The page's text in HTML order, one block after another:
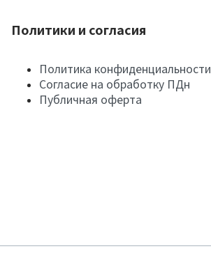
Политики и согласия
Политика конфиденциальности
Согласие на обработку ПДн
Публичная оферта